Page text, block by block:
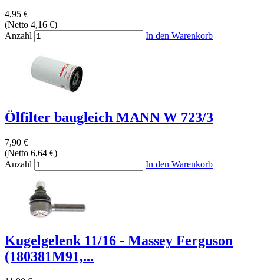
4,95 €
(Netto 4,16 €)
Anzahl
In den Warenkorb
Ölfilter baugleich MANN W 723/3
7,90 €
(Netto 6,64 €)
Anzahl
In den Warenkorb
Kugelgelenk 11/16 - Massey Ferguson
(180381M91,...